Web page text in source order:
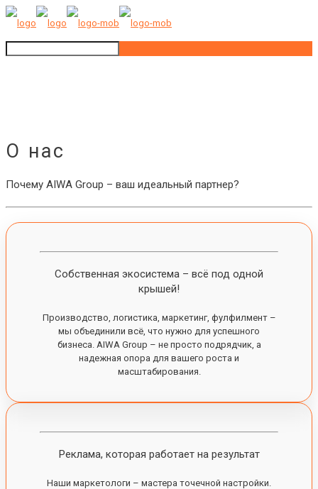
О нас
Почему AIWA Group – ваш идеальный партнер?
Собственная экосистема – всё под одной
крышей!
Производство, логистика, маркетинг, фулфилмент –
мы объединили всё, что нужно для успешного
бизнеса. AIWA Group – не просто подрядчик, а
надежная опора для вашего роста и
масштабирования.
Реклама, которая работает на результат
Наши маркетологи – мастера точечной настройки.